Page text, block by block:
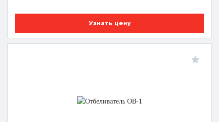
Узнать цену